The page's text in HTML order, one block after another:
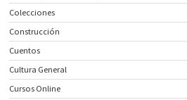
Colecciones
Construcción
Cuentos
Cultura General
Cursos Online